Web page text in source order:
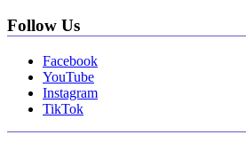
Follow Us
Facebook
YouTube
Instagram
TikTok